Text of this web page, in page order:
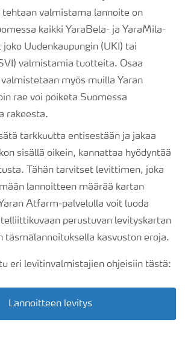
tehtaan valmistama lannoite on
kaikki YaraBela- ja YaraMila-
Uudenkaupungin (UKI) tai
valmistamia tuotteita. Osaa
myös muilla Yaran
rae voi poiketa Suomessa
rakeesta.
tarkkuutta entisestään ja jakaa
sisällä oikein, kannattaa hyödyntää
Tähän tarvitset levittimen, joka
lannoitteen määrää kartan
Atfarm-palvelulla voit luoda
perustuvan levityskartan
täsmälannoituksella kasvuston eroja.
eri levitinvalmistajien ohjeisiin tästä:
Lannoitteen levitys